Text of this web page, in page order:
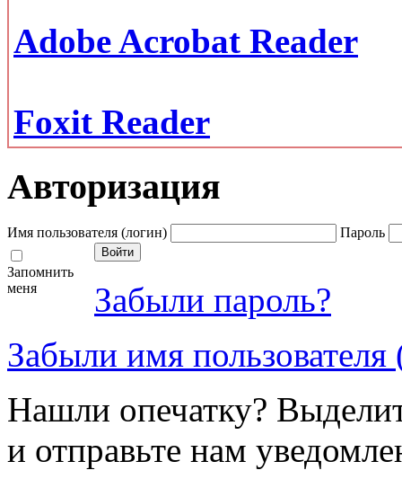
Adobe Acrobat Reader
Foxit Reader
Авторизация
Имя пользователя (логин) Пароль
Запомнить
меня
Забыли пароль?
Забыли имя пользователя
Нашли опечатку?
и отправьте нам